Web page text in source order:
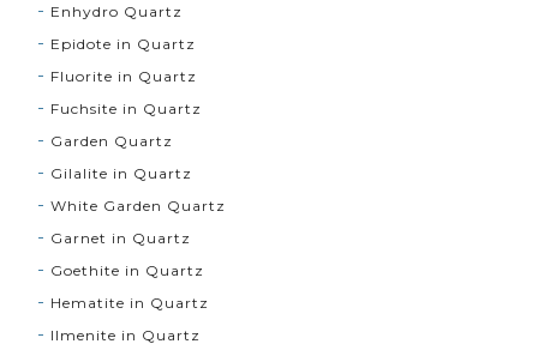
Enhydro Quartz
Epidote in Quartz
Fluorite in Quartz
Fuchsite in Quartz
Garden Quartz
Gilalite in Quartz
White Garden Quartz
Garnet in Quartz
Goethite in Quartz
Hematite in Quartz
Ilmenite in Quartz